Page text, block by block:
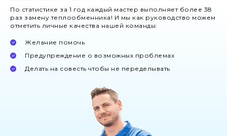
По статистике за 1 год каждый мастер выполняет более 38
раз замену теплообменника! И мы как руководство можем
отметить личные качества нашей команды:
Желание помочь
Предупреждение о возможных проблемах
Делать на совесть чтобы не переделывать